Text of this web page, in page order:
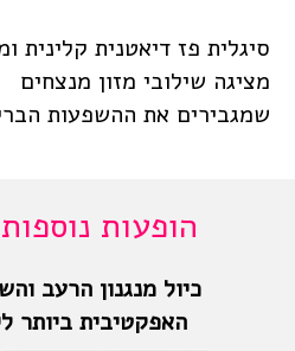
סיגלית פז דיאטנית קלינית
מציגה שילובי מזון מנצחים
שמגבירים את ההשפעות
הופעות
כיול מנגנון הרעב
האפקטיבית ביותר